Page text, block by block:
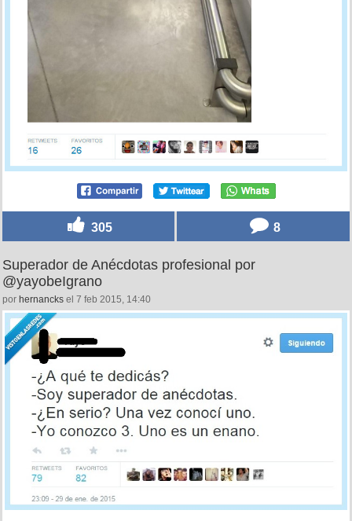
305 8
Superador de Anécdotas profesional por
@yayobeIgrano
por hernancks el 7 feb 2015, 14:40